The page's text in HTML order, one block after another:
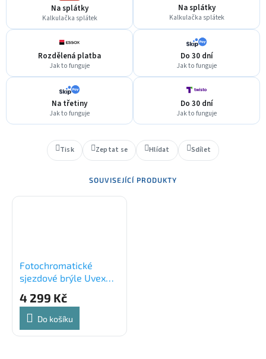
Na splátky
Kalkulačka splátek
Na splátky
Kalkulačka splátek
Rozdělená platba
Jak to funguje
Do 30 dní
Jak to funguje
Na třetiny
Jak to funguje
Do 30 dní
Jak to funguje
Tisk Zeptat se Hlídat Sdílet
SOUVISEJÍCÍ PRODUKTY
Fotochromatické
sjezdové brýle Uvex
bílá
4 299 Kč
Do košíku